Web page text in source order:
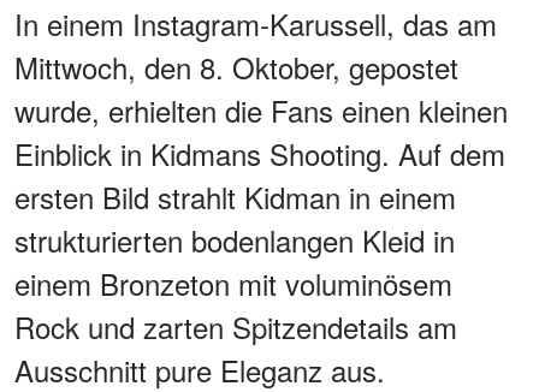
In einem Instagram-Karussell, das am
Mittwoch, den 8. Oktober, gepostet
wurde, erhielten die Fans einen kleinen
Einblick in Kidmans Shooting. Auf dem
ersten Bild strahlt Kidman in einem
strukturierten bodenlangen Kleid in
einem Bronzeton mit voluminösem
Rock und zarten Spitzendetails am
Ausschnitt pure Eleganz aus.